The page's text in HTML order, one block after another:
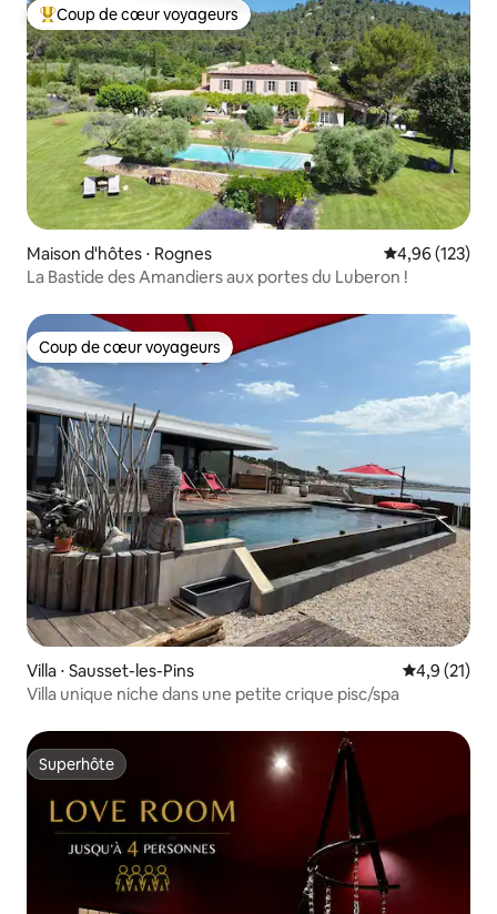
Coups de cœur voyageurs les plus appréciés
Coup de cœur voyageurs
Maison d'hôtes ⋅ Rognes Évaluation
4,96 (123)
La Bastide des Amandiers aux portes du Luberon !
Coup de cœur voyageurs
Coup de cœur voyageurs
Villa ⋅ Sausset-les-Pins Évaluation
4,9 (21)
Villa unique niche dans une petite crique pisc/spa
Superhôte
Superhôte